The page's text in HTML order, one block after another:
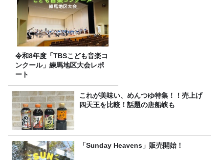
令和8年度「TBSこども音楽コ
ンクール」練馬地区大会レポ
ート
これが美味い、めんつゆ特集！！売上げ
四天王を比較！話題の唐船峡も
「Sunday Heavens」販売開始！